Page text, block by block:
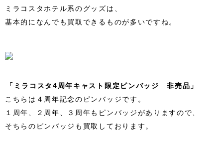
ミラコスタホテル系のグッズは、
基本的になんでも買取できるものが多いですね。
「ミラコスタ4周年キャスト限定ピンバッジ 非売品」
こちらは４周年記念のピンバッジです。
１周年、２周年、３周年もピンバッジがありますので、
そちらのピンバッジも買取しております。